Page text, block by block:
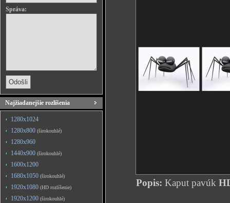
Správa:
Najžiadanejšie rozlíšenia
1280x1024
1280x800 (širokouhlé)
1280x960
1440x900 (širokouhlé)
1600x1200
1680x1050 (širokouhlé)
1920x1080 (HD rozlíšenie)
1920x1200 (širokouhlé)
Popis: Kaput pavúk